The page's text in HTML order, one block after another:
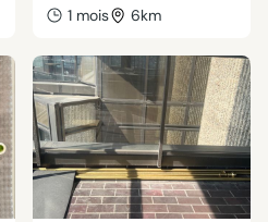
1 mois 6km